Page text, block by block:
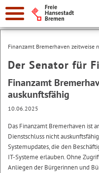
Suche:
Finanzamt Bremerhaven zeitweise
Der Senator für
Finanzamt
auskunftsfähig
10.06.2025
Das Finanzamt Bremerhaven ist
Dienstschluss nicht
Systemupdates, die den
IT-Systeme erlauben. Ohne
Anliegen der Bürgerinnen und